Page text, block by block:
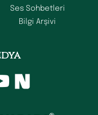
Ses Sohbetleri
Bilgi Arşivi